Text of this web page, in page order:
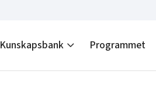
Kunskapsbank Programmet